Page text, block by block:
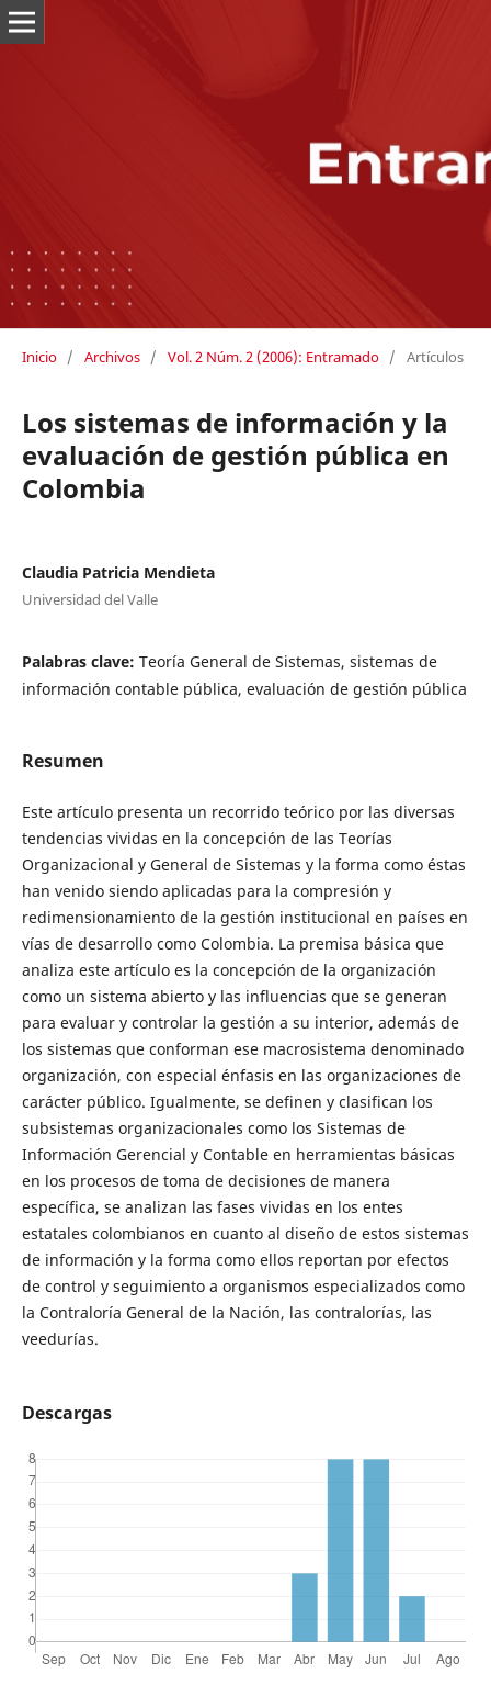
Inicio / Archivos / Vol. 2 Núm. 2 (2006): Entramado / Artículos
Los sistemas de información y la
evaluación de gestión pública en
Colombia
Claudia Patricia Mendieta
Universidad del Valle
Palabras clave: Teoría General de Sistemas, sistemas de
información contable pública, evaluación de gestión pública
Resumen
Este artículo presenta un recorrido teórico por las diversas
tendencias vividas en la concepción de las Teorías
Organizacional y General de Sistemas y la forma como éstas
han venido siendo aplicadas para la compresión y
redimensionamiento de la gestión institucional en países en
vías de desarrollo como Colombia. La premisa básica que
analiza este artículo es la concepción de la organización
como un sistema abierto y las influencias que se generan
para evaluar y controlar la gestión a su interior, además de
los sistemas que conforman ese macrosistema denominado
organización, con especial énfasis en las organizaciones de
carácter público. Igualmente, se definen y clasifican los
subsistemas organizacionales como los Sistemas de
Información Gerencial y Contable en herramientas básicas
en los procesos de toma de decisiones de manera
específica, se analizan las fases vividas en los entes
estatales colombianos en cuanto al diseño de estos sistemas
de información y la forma como ellos reportan por efectos
de control y seguimiento a organismos especializados como
la Contraloría General de la Nación, las contralorías, las
veedurías.
Descargas